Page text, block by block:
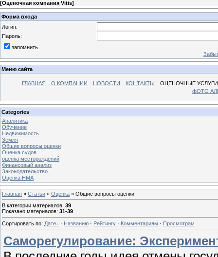
[Оценочная компания Vitis]
Форма входа
Логин:
Пароль:
запомнить
Меню сайта
ГЛАВНАЯ О КОМПАНИИ НОВОСТИ КОНТАКТЫ
ОЦЕНОЧНЫЕ УСЛУГИ
фОТО
Categories
Аналитика
Обучение
Недвижимость
Земля
Общие вопросы оценки
Оценка судов
оценка месторождений
Финансовый анализ
Законодательство
Оценка НМА
Главная » Статьи » Оценка » Общие вопросы оценки
В категории материалов: 39
Показано материалов: 31-39
Сортировать по: Дате · Названию · Рейтингу · Комментариям · Просмотрам
Саморегулирование: